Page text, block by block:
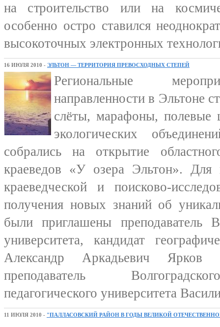
на строительство или на
особенно остро ставился
высокоточных электронных
16 ИЮЛЯ 2010 - ЭЛЬТОН — ТЕРРИТОРИЯ ПРЕВОСХОДНЫХ СТЕПЕЙ
Региональные
направленности в Эльтоне
слёты, марафоны,
экологических
собрались на открытие
краеведов «У озера Эльтон».
краеведческой и поисково-
получения новых знаний об
были приглашены преподаватель
университета, кандидат
Александр Аркадьевич Ярков
преподаватель
педагогического университета
11 ИЮЛЯ 2010 - "ПАЛЛАСОВСКИЙ РАЙОН В ГОДЫ ВЕЛИКОЙ